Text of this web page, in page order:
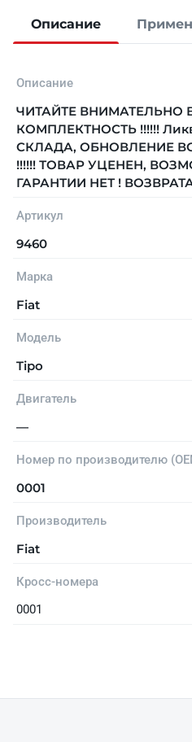
Описание
Описание
ЧИТАЙТЕ ВНИМАТЕЛЬНО
КОМПЛЕКТНОСТЬ !!!!!!
СКЛАДА, ОБНОВЛЕНИЕ
!!!!!! ТОВАР УЦЕНЕН,
ГАРАНТИИ НЕТ !
Артикул
9460
Марка
Fiat
Модель
Tipo
Двигатель
—
Номер по производителю
0001
Производитель
Fiat
Кросс-номера
0001